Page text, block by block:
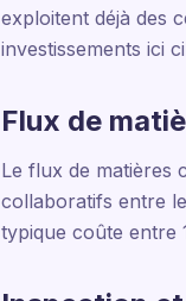
exploitent déjà des
investissements ici
Flux de
Le flux de matières
collaboratifs entre
typique coûte entre